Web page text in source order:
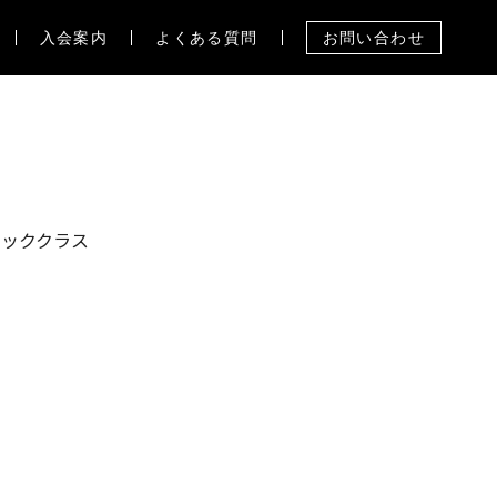
入会案内 よくある質問 お問い合わせ
ククラス